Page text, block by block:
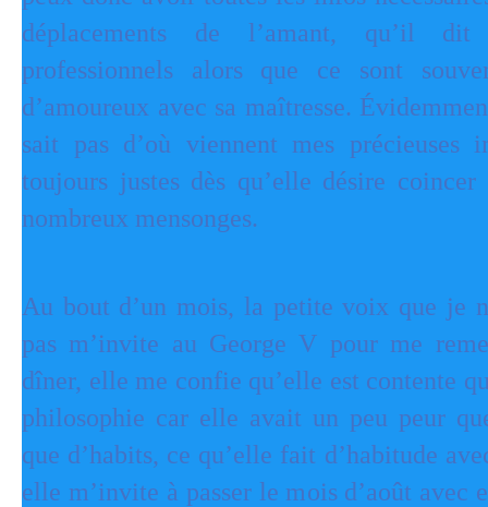
déplacements de l’amant, qu’il dit
professionnels alors que ce sont
d’amoureux avec sa maîtresse.
sait pas d’où viennent mes précieuses
toujours justes dès qu’elle désire coincer
nombreux mensonges.
Au bout d’un mois, la petite voix que je
pas m’invite au George V pour me
dîner, elle me confie qu’elle est contente
philosophie car elle avait un peu peur
que d’habits, ce qu’elle fait d’habitude
elle m’invite à passer le mois d’août avec